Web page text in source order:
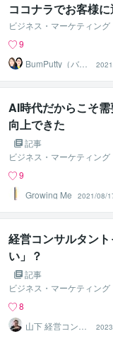
ココナラでお客様
ビジネス・マーケティング
9
BumPutty（バン
AI時代だからこそ
向上できた
記事
ビジネス・マーケティング
9
Growing Me
2021/08/
経営コンサルタン
い」？
記事
ビジネス・マーケティング
8
山下 経営コンサ
ル／コーチ